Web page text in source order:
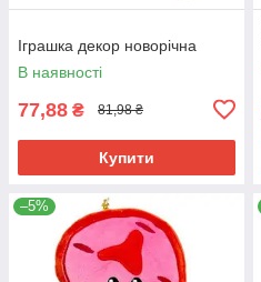
Іграшка декор новорічна
В наявності
77,88 ₴ 81,98 ₴
Купити
–5%